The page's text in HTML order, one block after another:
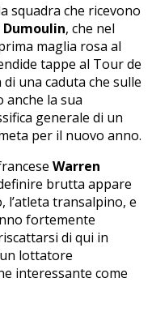
squadra che ricevono
Dumoulin, che nel
maglia rosa al
tappe al Tour de
una caduta che sulle
anche la sua
generale di un
per il nuovo anno.
Warren
brutta appare
l’atleta transalpino, e
fortemente
di qui in
lottatore
interessante come